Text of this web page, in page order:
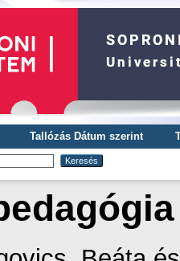
Tallózás Dátum szerint